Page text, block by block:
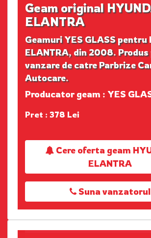
Geam original
ELANTRA
Geamuri YES GLASS pentru
ELANTRA, din 2008. Produs
vanzare de catre Parbrize
Autocare.
Producator geam : YES
Pret : 378 Lei
Cere oferta geam
ELANTRA
Suna vanzatorul